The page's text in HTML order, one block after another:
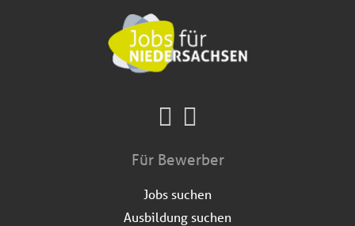
Für Bewerber
Jobs suchen
Ausbildung suchen